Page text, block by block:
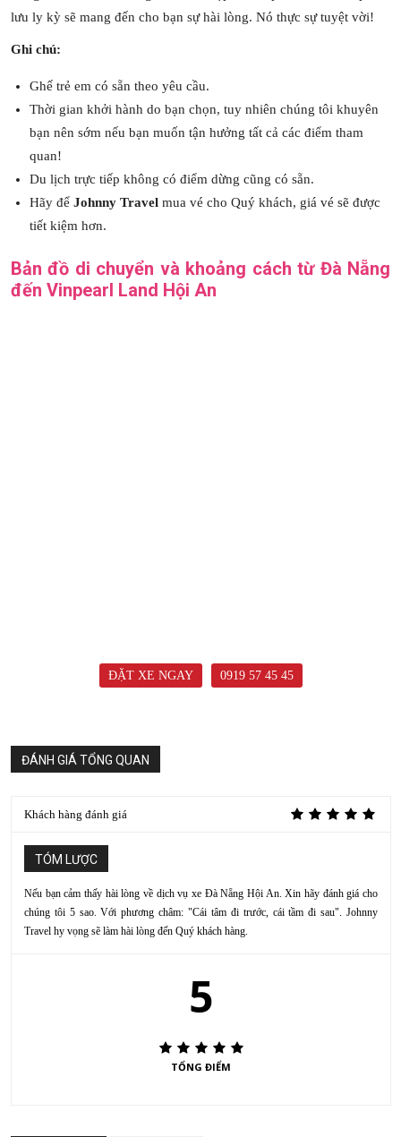
lưu ly kỳ sẽ mang đến cho bạn sự hài lòng. Nó thực sự tuyệt vời!
Ghi chú:
Ghế trẻ em có sẵn theo yêu cầu.
Thời gian khởi hành do bạn chọn, tuy nhiên chúng tôi khuyên
bạn nên sớm nếu bạn muốn tận hưởng tất cả các điểm tham
quan!
Du lịch trực tiếp không có điểm dừng cũng có sẵn.
Hãy để Johnny Travel mua vé cho Quý khách, giá vé sẽ được
tiết kiệm hơn.
Bản đồ di chuyển và khoảng cách từ Đà Nẵng
đến Vinpearl Land Hội An
ĐẶT XE NGAY 0919 57 45 45
ĐÁNH GIÁ TỔNG QUAN
Khách hàng đánh giá
TÓM LƯỢC
Nếu bạn cảm thấy hài lòng về dịch vụ xe Đà Nẵng Hội An. Xin hãy đánh giá cho
chúng tôi 5 sao. Với phương châm: "Cái tâm đi trước, cái tầm đi sau". Johnny
Travel hy vọng sẽ làm hài lòng đến Quý khách hàng.
5
TỔNG ĐIỂM